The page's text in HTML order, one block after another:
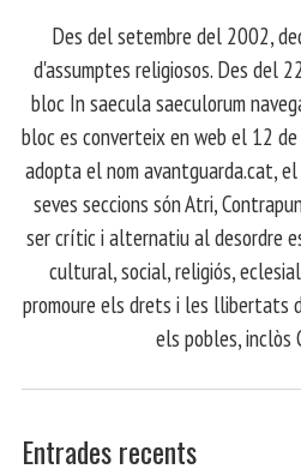
Des del setembre del 2002,
d'assumptes religiosos. Des del
bloc In saecula saeculorum
bloc es converteix en web el 12
adopta el nom avantguarda.cat,
seves seccions són Atri,
ser crític i alternatiu al desordre
cultural, social, religiós,
promoure els drets i les llibertats
els pobles, inclòs
Entrades recents